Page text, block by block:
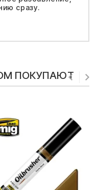
сразу.
ПОКУПАЮТ